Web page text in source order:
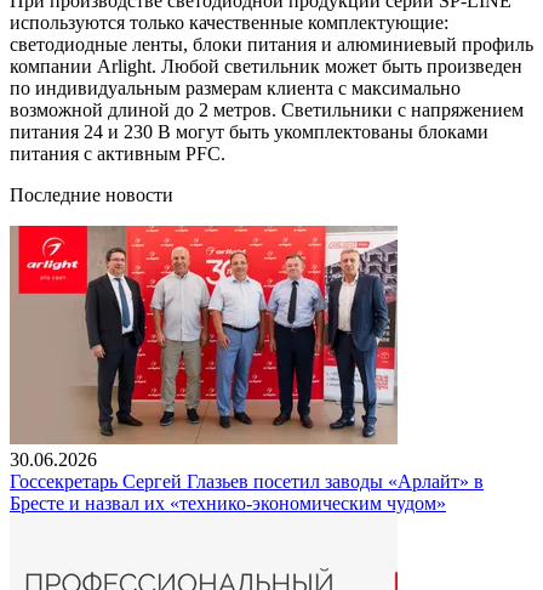
используются только качественные комплектующие:
светодиодные ленты, блоки питания и алюминиевый профиль
компании Arlight. Любой светильник может быть произведен
по индивидуальным размерам клиента с максимально
возможной длиной до 2 метров. Светильники с напряжением
питания 24 и 230 В могут быть укомплектованы блоками
питания с активным PFC.
Последние новости
30.06.2026
Госсекретарь Сергей Глазьев посетил заводы «Арлайт» в
Бресте и назвал их «технико-экономическим чудом»